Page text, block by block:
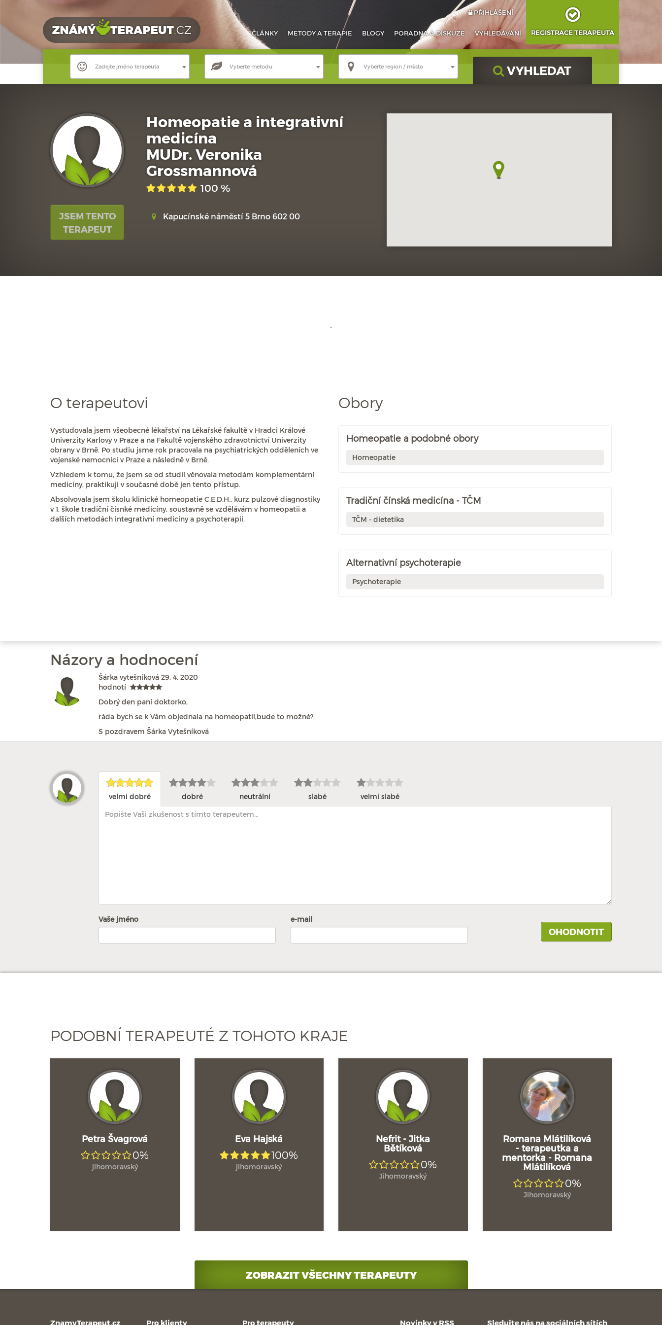
ČLÁNKY METODYA TERAPIE BLOGY PORADNAA DISKUZE VYHLEDÁVÁNÍ
PŘIHLÁŠENÍ
REGISTRACE TERAPEUTA
Zadejte jméno terapeuta Vyberte metodu Vyberte region / město VYHLEDAT
JSEM TENTO
TERAPEUT
Homeopatie a integrativní
medicína
MUDr. Veronika
Grossmannová
100 %
Kapucínské náměstí 5 Brno 602 00
O terapeutovi
Vystudovala jsem všeobecné lékařství na Lékařské fakultě v Hradci Králové
Univerzity Karlovy v Praze a na Fakultě vojenského zdravotnictví Univerzity
obrany v Brně. Po studiu jsme rok pracovala na psychiatrických odděleních ve
vojenské nemocnici v Praze a následně v Brně.
Vzhledem k tomu, že jsem se od studií věnovala metodám komplementární
medicíny, praktikuji v současné době jen tento přístup.
Absolvovala jsem školu klinické homeopatie C.E.D.H., kurz pulzové diagnostiky
v 1. škole tradiční čísnké medicíny, soustavně se vzdělávám v homeopatii a
dalších metodách integrativní medicíny a psychoterapii.
Obory
Homeopatie a podobné obory
Homeopatie
Tradiční čínská medicína - TČM
TČM - dietetika
Alternativní psychoterapie
Psychoterapie
Názory a hodnocení
Šárka vytešníková 29. 4. 2020
hodnotí
Dobrý den paní doktorko,
ráda bych se k Vám objednala na homeopatii,bude to možné?
S pozdravem Šárka Vytešníková
velmi dobré dobré neutrální slabé velmi slabé
Vaše jméno e-mail
PODOBNÍ TERAPEUTÉ Z TOHOTO KRAJE
Petra Švagrová
0%
jihomoravský
Eva Hajská
100%
jihomoravský
Nefrit - Jitka
Bětíková
0%
Jihomoravský
Romana Mlátilíková
- terapeutka a
mentorka - Romana
Mlátilíková
0%
Jihomoravský
ZOBRAZIT VŠECHNY TERAPEUTY
ZnamyTerapeut.cz Pro klienty Pro terapeuty Novinky v RSS Sledujte nás na sociálních sítích